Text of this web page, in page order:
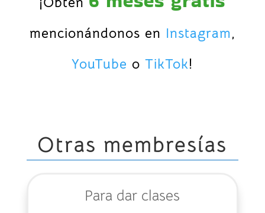
mencionándonos en Instagram,
YouTube oTikTok!
Otras membresías
Para dar clases